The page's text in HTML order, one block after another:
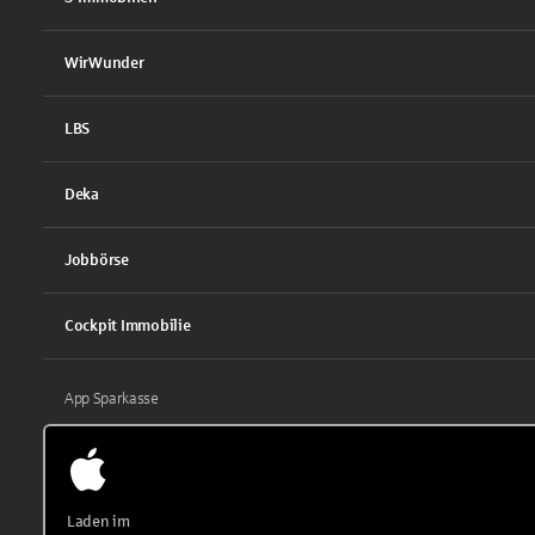
WirWunder
LBS
Deka
Jobbörse
Cockpit Immobilie
App Sparkasse
Laden im